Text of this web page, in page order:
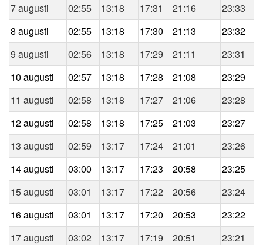
7 augusti
02:55 13:18 17:31 21:16
23:33
8 augusti
02:55 13:18 17:30 21:13
23:32
9 augusti
02:56 13:18 17:29 21:11
23:31
10 augusti
02:57 13:18 17:28 21:08
23:29
11 augusti
02:58 13:18 17:27 21:06
23:28
12 augusti
02:58 13:18 17:25 21:03
23:27
13 augusti
02:59 13:17 17:24 21:01
23:26
14 augusti
03:00 13:17 17:23 20:58
23:25
15 augusti
03:01 13:17 17:22 20:56
23:24
16 augusti
03:01 13:17 17:20 20:53
23:22
17 augusti
03:02 13:17 17:19 20:51
23:21